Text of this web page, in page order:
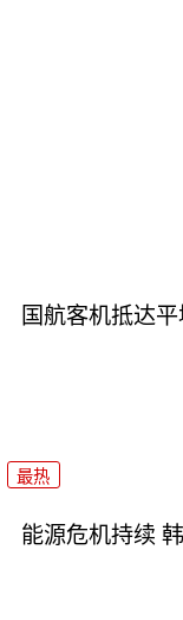
国航客机抵达
最热
能源危机持续